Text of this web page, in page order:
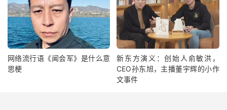
网络流行语《闻会军》是什么意
思梗
新东方演义：创始人俞敏洪，
CEO孙东旭，主播董宇辉的小作
文事件